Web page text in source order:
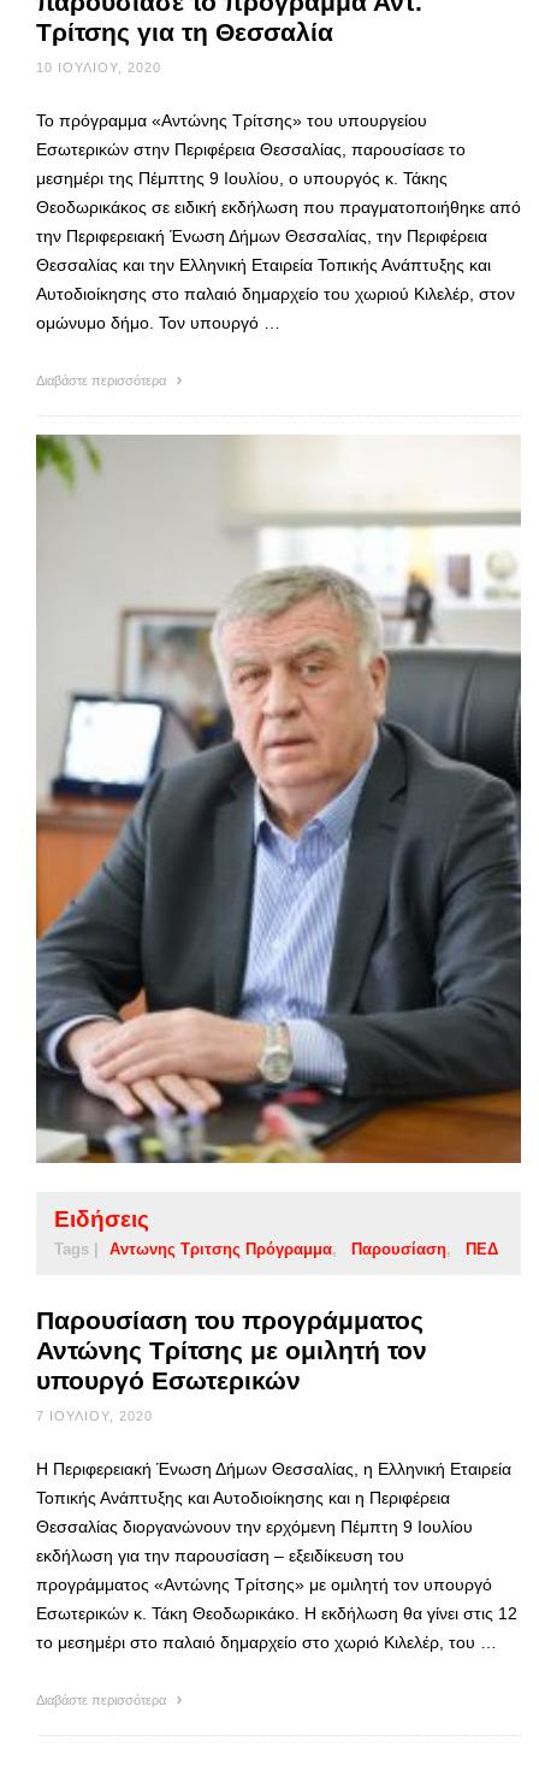
Τρίτσης για τη Θεσσαλία
10 ΙΟΥΛΊΟΥ, 2020
Το πρόγραμμα «Αντώνης Τρίτσης» του υπουργείου
Εσωτερικών στην Περιφέρεια Θεσσαλίας, παρουσίασε το
μεσημέρι της Πέμπτης 9 Ιουλίου, ο υπουργός κ. Τάκης
Θεοδωρικάκος σε ειδική εκδήλωση που πραγματοποιήθηκε από
την Περιφερειακή Ένωση Δήμων Θεσσαλίας, την Περιφέρεια
Θεσσαλίας και την Ελληνική Εταιρεία Τοπικής Ανάπτυξης και
Αυτοδιοίκησης στο παλαιό δημαρχείο του χωριού Κιλελέρ, στον
ομώνυμο δήμο. Τον υπουργό …
Διαβάστε περισσότερα
Ειδήσεις
Tags | Αντωνης Τριτσης Πρόγραμμα Παρουσίαση ΠΕΔ
Παρουσίαση του προγράμματος
Αντώνης Τρίτσης με ομιλητή τον
υπουργό Εσωτερικών
7 ΙΟΥΛΊΟΥ, 2020
Η Περιφερειακή Ένωση Δήμων Θεσσαλίας, η Ελληνική Εταιρεία
Τοπικής Ανάπτυξης και Αυτοδιοίκησης και η Περιφέρεια
Θεσσαλίας διοργανώνουν την ερχόμενη Πέμπτη 9 Ιουλίου
εκδήλωση για την παρουσίαση – εξειδίκευση του
προγράμματος «Αντώνης Τρίτσης» με ομιλητή τον υπουργό
Εσωτερικών κ. Τάκη Θεοδωρικάκο. Η εκδήλωση θα γίνει στις 12
το μεσημέρι στο παλαιό δημαρχείο στο χωριό Κιλελέρ, του …
Διαβάστε περισσότερα